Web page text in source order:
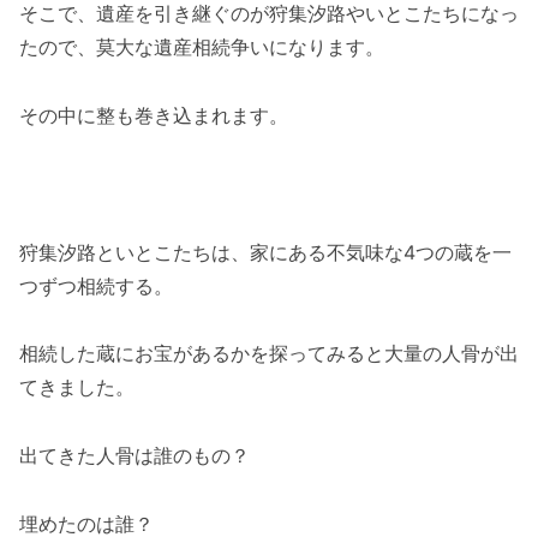
そこで、遺産を引き継ぐのが狩集汐路やいとこたちになっ
たので、莫大な遺産相続争いになります。
その中に整も巻き込まれます。
狩集汐路といとこたちは、家にある不気味な4つの蔵を一
つずつ相続する。
相続した蔵にお宝があるかを探ってみると大量の人骨が出
てきました。
出てきた人骨は誰のもの？
埋めたのは誰？